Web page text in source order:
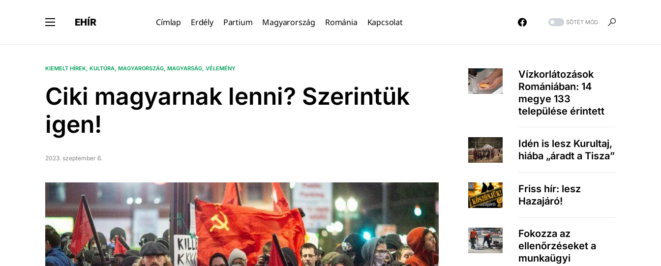
EHÍR Címlap Erdély Partium Magyarország Románia Kapcsolat SÖTÉT MÓD
KIEMELT HÍREK KULTÚRA MAGYARORSZÁG MAGYARSÁG VÉLEMÉNY
Ciki magyarnak lenni? Szerintük
igen!
2023. szeptember 6.
Vízkorlátozások
Romániában: 14
megye 133
települése érintett
Idén is lesz Kurultaj,
hiába „áradt a Tisza”
Friss hír: lesz
Hazajáró!
Fokozza az
ellenőrzéseket a
munkaügyi